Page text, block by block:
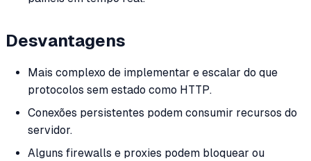
Desvantagens
Mais complexo de implementar e escalar do que
protocolos sem estado como HTTP.
Conexões persistentes podem consumir recursos do
servidor.
Alguns firewalls e proxies podem bloquear ou